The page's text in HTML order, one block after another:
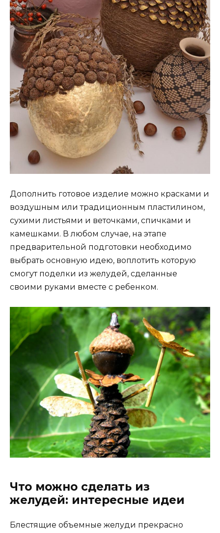
Дополнить готовое изделие можно красками и
воздушным или традиционным пластилином,
сухими листьями и веточками, спичками и
камешками. В любом случае, на этапе
предварительной подготовки необходимо
выбрать основную идею, воплотить которую
смогут поделки из желудей, сделанные
своими руками вместе с ребенком.
Что можно сделать из
желудей: интересные идеи
Блестящие объемные желуди прекрасно